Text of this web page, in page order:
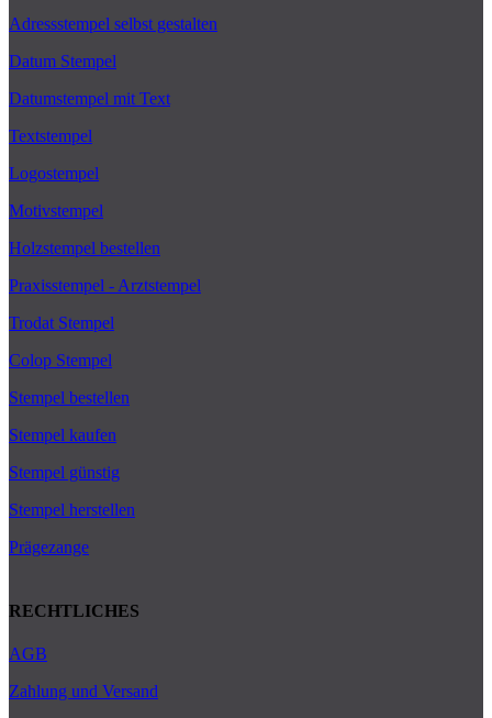
Adressstempel selbst gestalten
Datum Stempel
Datumstempel mit Text
Textstempel
Logostempel
Motivstempel
Holzstempel bestellen
Praxisstempel - Arztstempel
Trodat Stempel
Colop Stempel
Stempel bestellen
Stempel kaufen
Stempel günstig
Stempel herstellen
Prägezange
RECHTLICHES
AGB
Zahlung und Versand